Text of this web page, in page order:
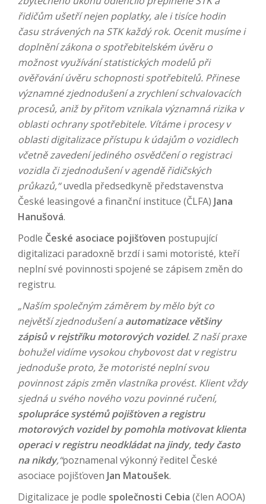
řidičům ušetří nejen poplatky, ale i tisíce hodin
času strávených na STK každý rok. Ocenit musíme i
doplnění zákona o spotřebitelském úvěru o
možnost využívání statistických modelů při
ověřování úvěru schopnosti spotřebitelů. Přinese
významné zjednodušení a zrychlení schvalovacích
procesů, aniž by přitom vznikala významná rizika v
oblasti ochrany spotřebitele. Vítáme i procesy v
oblasti digitalizace přístupu k údajům o vozidlech
včetně zavedení jediného osvědčení o registraci
vozidla či zjednodušení v agendě řidičských
průkazů,“uvedla předsedkyně představenstva
České leasingové a finanční instituce (ČLFA) Jana
Hanušová.
Podle České asociace pojišťoven postupující
digitalizaci paradoxně brzdí i sami motoristé, kteří
neplní své povinnosti spojené se zápisem změn do
registru.
„Naším společným záměrem by mělo být co
největší zjednodušení a automatizace většiny
zápisů v rejstříku motorových vozidel. Z naší praxe
bohužel vidíme vysokou chybovost dat v registru
jednoduše proto, že motoristé neplní svou
povinnost zápis změn vlastníka provést. Klient vždy
sjedná u svého nového vozu povinné ručení,
spolupráce systémů pojišťoven a registru
motorových vozidel by pomohla motivovat klienta
operaci v registru neodkládat na jindy, tedy často
na nikdy,“poznamenal výkonný ředitel České
asociace pojišťoven Jan Matoušek.
Digitalizace je podle společnosti Cebia (člen AOOA)